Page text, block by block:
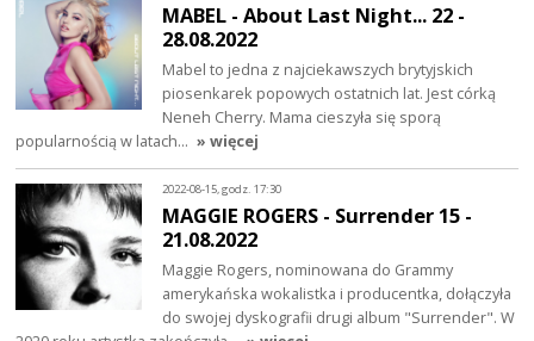
MABEL - About Last Night... 22 -
28.08.2022
Mabel to jedna z najciekawszych brytyjskich
piosenkarek popowych ostatnich lat. Jest córką
Neneh Cherry. Mama cieszyła się sporą
popularnością w latach… » więcej
2022-08-15, godz. 17:30
MAGGIE ROGERS - Surrender 15 -
21.08.2022
Maggie Rogers, nominowana do Grammy
amerykańska wokalistka i producentka, dołączyła
do swojej dyskografii drugi album "Surrender". W